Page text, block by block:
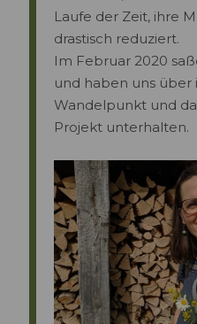
Laufe der Zeit, ihre
drastisch reduziert.
Im Februar 2020
und haben uns
Wandelpunkt und
Projekt unterhalten.